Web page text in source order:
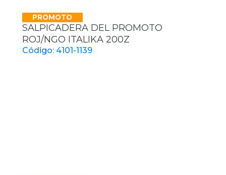
PROMOTO
SALPICADERA DEL PROMOTO
ROJ/NGO ITALIKA 200Z
Código: 4101-1139